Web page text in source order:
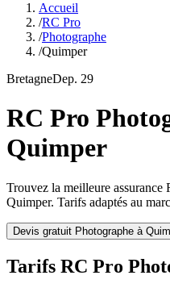
Accueil
/RC Pro
/Photographe
/Quimper
BretagneDep. 29
RC Pro
Quimper
Trouvez la meilleure assurance
Quimper. Tarifs adaptés au
Devis gratuit Photographe à
Tarifs RC Pro